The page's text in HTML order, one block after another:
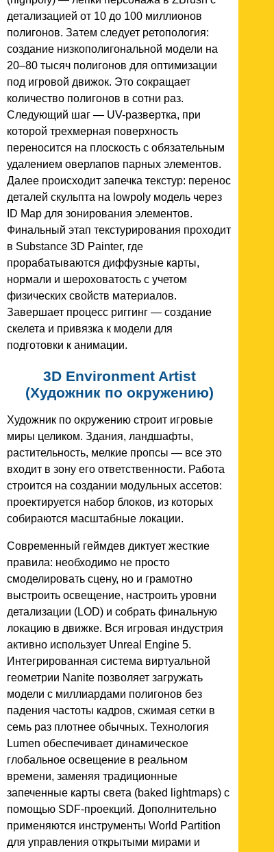
детализацией от 10 до 100 миллионов
полигонов. Затем следует ретопология:
создание низкополигональной модели на
20–80 тысяч полигонов для оптимизации
под игровой движок. Это сокращает
количество полигонов в сотни раз.
Следующий шаг — UV-развертка, при
которой трехмерная поверхность
переносится на плоскость с обязательным
удалением оверлапов парных элементов.
Далее происходит запечка текстур: перенос
деталей скульпта на lowpoly модель через
ID Map для зонирования элементов.
Финальный этап текстурирования проходит
в Substance 3D Painter, где
прорабатываются диффузные карты,
нормали и шероховатость с учетом
физических свойств материалов.
Завершает процесс риггинг — создание
скелета и привязка к модели для
подготовки к анимации.
3D Environment Artist
(Художник по окружению)
Художник по окружению строит игровые
миры целиком. Здания, ландшафты,
растительность, мелкие пропсы — все это
входит в зону его ответственности. Работа
строится на создании модульных ассетов:
проектируется набор блоков, из которых
собираются масштабные локации.
Современный геймдев диктует жесткие
правила: необходимо не просто
смоделировать сцену, но и грамотно
выстроить освещение, настроить уровни
детализации (LOD) и собрать финальную
локацию в движке. Вся игровая индустрия
активно использует Unreal Engine 5.
Интегрированная система виртуальной
геометрии Nanite позволяет загружать
модели с миллиардами полигонов без
падения частоты кадров, сжимая сетки в
семь раз плотнее обычных. Технология
Lumen обеспечивает динамическое
глобальное освещение в реальном
времени, заменяя традиционные
запеченные карты света (baked lightmaps) с
помощью SDF-проекций. Дополнительно
применяются инструменты World Partition
для управления открытыми мирами и